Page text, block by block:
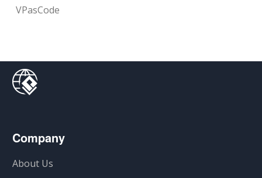
VPasCode
Company
About Us